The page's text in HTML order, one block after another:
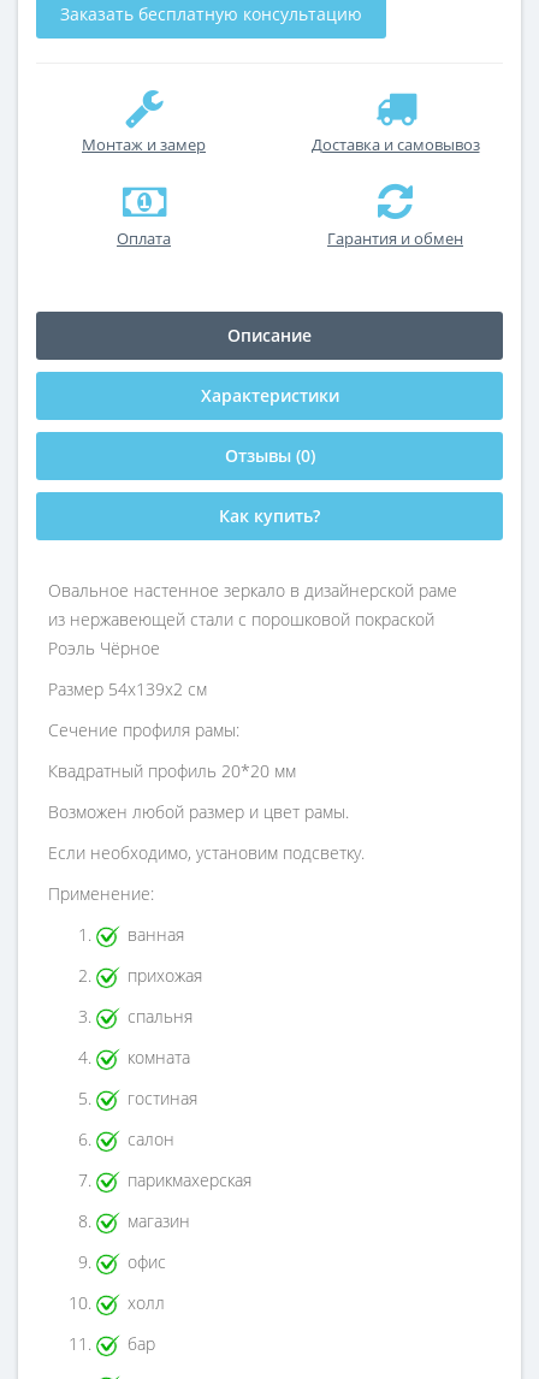
Заказать бесплатную консультацию
Монтаж и замер Доставка и самовывоз
Оплата Гарантия и обмен
Описание
Характеристики
Отзывы (0)
Как купить?
Овальное настенное зеркало в дизайнерской раме
из нержавеющей стали с порошковой покраской
Роэль Чёрное
Размер 54х139х2 см
Сечение профиля рамы:
Квадратный профиль 20*20 мм
Возможен любой размер и цвет рамы.
Если необходимо, установим подсветку.
Применение:
ванная
прихожая
спальня
комната
гостиная
салон
парикмахерская
магазин
офис
холл
бар